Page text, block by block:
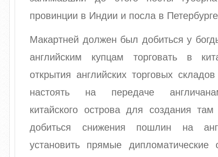
провинции в Индии и посла в
Макартней должен был добиться у
английским купцам торговать в
открытия английских торговых
настоять на передаче
китайского острова для создания
добиться снижения пошлин на
установить прямые